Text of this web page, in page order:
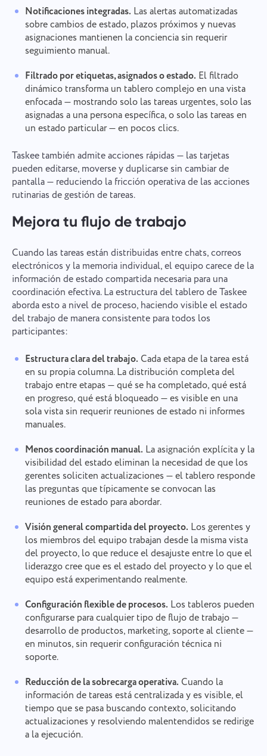
Notificaciones integradas. Las alertas automatizadas
sobre cambios de estado, plazos próximos y nuevas
asignaciones mantienen la conciencia sin requerir
seguimiento manual.
Filtrado por etiquetas, asignados o estado. El filtrado
dinámico transforma un tablero complejo en una vista
enfocada — mostrando solo las tareas urgentes, solo las
asignadas a una persona específica, o solo las tareas en
un estado particular — en pocos clics.
Taskee también admite acciones rápidas — las tarjetas
pueden editarse, moverse y duplicarse sin cambiar de
pantalla — reduciendo la fricción operativa de las acciones
rutinarias de gestión de tareas.
Mejora tu flujo de trabajo
Cuando las tareas están distribuidas entre chats, correos
electrónicos y la memoria individual, el equipo carece de la
información de estado compartida necesaria para una
coordinación efectiva. La estructura del tablero de Taskee
aborda esto a nivel de proceso, haciendo visible el estado
del trabajo de manera consistente para todos los
participantes:
Estructura clara del trabajo. Cada etapa de la tarea está
en su propia columna. La distribución completa del
trabajo entre etapas — qué se ha completado, qué está
en progreso, qué está bloqueado — es visible en una
sola vista sin requerir reuniones de estado ni informes
manuales.
Menos coordinación manual. La asignación explícita y la
visibilidad del estado eliminan la necesidad de que los
gerentes soliciten actualizaciones — el tablero responde
las preguntas que típicamente se convocan las
reuniones de estado para abordar.
Visión general compartida del proyecto. Los gerentes y
los miembros del equipo trabajan desde la misma vista
del proyecto, lo que reduce el desajuste entre lo que el
liderazgo cree que es el estado del proyecto y lo que el
equipo está experimentando realmente.
Configuración flexible de procesos. Los tableros pueden
configurarse para cualquier tipo de flujo de trabajo —
desarrollo de productos, marketing, soporte al cliente —
en minutos, sin requerir configuración técnica ni
soporte.
Reducción de la sobrecarga operativa. Cuando la
información de tareas está centralizada y es visible, el
tiempo que se pasa buscando contexto, solicitando
actualizaciones y resolviendo malentendidos se redirige
a la ejecución.